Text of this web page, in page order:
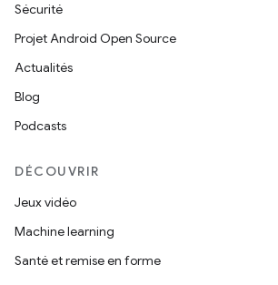
Sécurité
Projet Android Open Source
Actualités
Blog
Podcasts
DÉCOUVRIR
Jeux vidéo
Machine learning
Santé et remise en forme